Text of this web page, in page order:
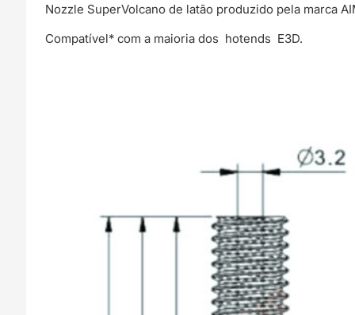
Nozzle SuperVolcano de latão produzido pela marca
Compatível* com a maioria dos hotends E3D.